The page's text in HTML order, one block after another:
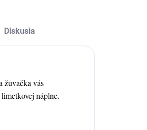
Diskusia
žuvačka vás
náplne.